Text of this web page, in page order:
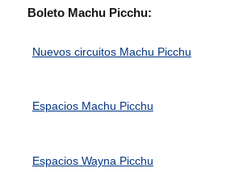
Boleto Machu Picchu:
Nuevos circuitos Machu Picchu
Espacios Machu Picchu
Espacios Wayna Picchu